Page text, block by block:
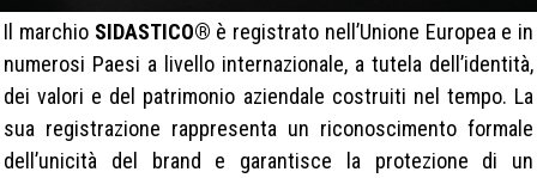
Il marchio SIDASTICO® è registrato nell’Unione Europea e in
numerosi Paesi a livello internazionale, a tutela dell’identità,
dei valori e del patrimonio aziendale costruiti nel tempo. La
sua registrazione rappresenta un riconoscimento formale
dell’unicità del brand e garantisce la protezione di un